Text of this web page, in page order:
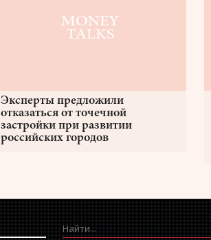
Эксперты предложили
отказаться от точечной
застройки при развитии
российских городов